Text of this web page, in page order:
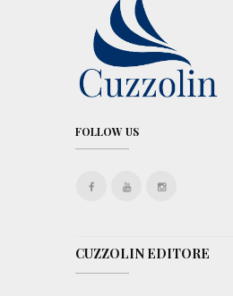
FOLLOW US
CUZZOLIN EDITORE